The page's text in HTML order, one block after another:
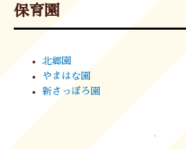
保育園
北郷園
やまはな園
新さっぽろ園